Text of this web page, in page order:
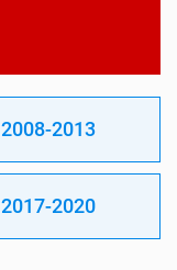
2008-2013
2017-2020